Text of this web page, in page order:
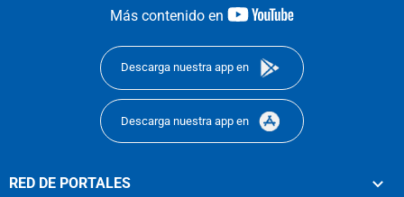
Más contenido en
youtube-
Descarga nuestra app en
Descarga nuestra app en
RED DE PORTALES